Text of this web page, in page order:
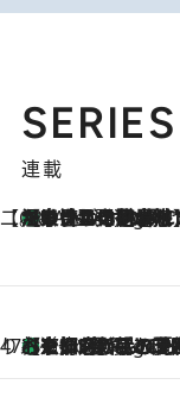
SERIES
連載
【CREA×星野リゾート】唯一無二。癒し
7 Hours Ago
【トンボの足水浴】ヒノキの香りに包まれて涼感マックス！約13℃の湧水かけ流しを避
47都道府県の手みやげ ひんやりスイーツで夏を
9 Hours Ago
【京都府】この夏絶対食べたい 冷やしておいしいおやつ3選 ひと口目か